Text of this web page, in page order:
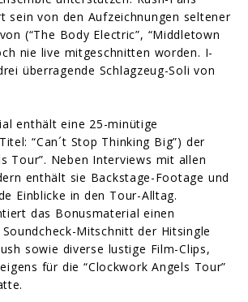
sein von den Aufzeichnungen seltener
(“The Body Electric”, “Middletown
nie live mitgeschnitten worden. I-
überragende Schlagzeug-Soli von
enthält eine 25-minütige
“Can´t Stop Thinking Big”) der
Tour”. Neben Interviews mit allen
enthält sie Backstage-Footage und
Einblicke in den Tour-Alltag.
das Bonusmaterial einen
Mitschnitt der Hitsingle
sowie diverse lustige Film-Clips,
für die “Clockwork Angels Tour”